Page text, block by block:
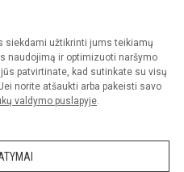
siekdami užtikrinti jums teikiamų
naudojimą ir optimizuoti naršymo
jūs patvirtinate, kad sutinkate su visų
norite atšaukti arba pakeisti savo
valdymo puslapyje.
Visos teisės saugomos.
sutikimo griežtai draudžiama.
Slapukų valdymas